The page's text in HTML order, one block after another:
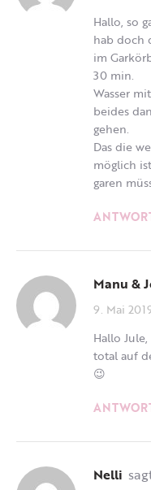
Hallo, so
hab doch
im
30 min.
Wasser
beides
gehen.
Das die
möglich
garen
Manu &
9. Mai
Hallo
total auf
😉
Nelli